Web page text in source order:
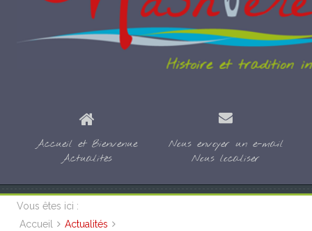
Accueil et Bienvenue
Actualités
Nous envoyer un e-mail
Nous localiser
Vous êtes ici :
Accueil
Actualités